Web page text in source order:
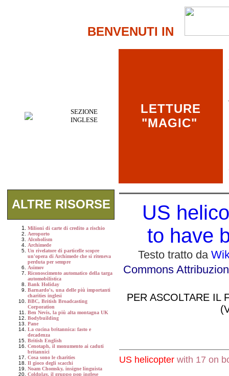
BENVENUTI IN
SEZIONE
INGLESE
LETTURE
"MAGIC"
ALTRE RISORSE
Milioni di carte di credito a rischio
Aeroporto
Alcoholism
Archimede
Un rivelatore di particelle scopre
un'opera di Archimede che si riteneva
perduta per sempre
Asimov
Riconoscimento automatico della targa
automobilistica
Bank Holiday
Barnardo's, una delle più importanti
charities inglesi
BBC, British Broadcasting
Corporation
Ben Nevis, la più alta montagna UK
Bodybuilding
Pane
La cucina britannica: fasto e
decadenza
British English
Cenotaph, il monumento ai caduti
britannici
Cosa sono le charities
Il gioco degli scacchi
Noam Chomsky, insigne linguista
Coldplay, il gruppo pop inglese
US
to have
Testo tratto da
Commons
PER ASCOLTARE IL
US helicopter with 17 on